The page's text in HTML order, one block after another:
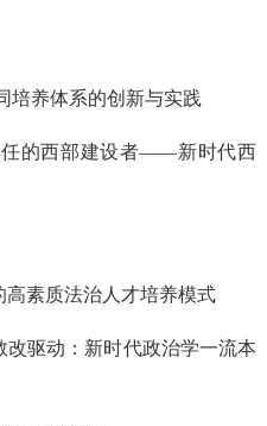
培养体系的创新与实践
任的西部建设者——新时代西
高素质法治人才培养模式
改驱动：新时代政治学一流本